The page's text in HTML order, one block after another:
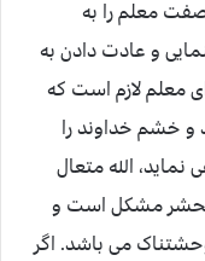
معلم را به
و عادت دادن به
معلم لازم است که
خشم خداوند را
الله متعال
محشر مشکل است و
می باشد. اگر